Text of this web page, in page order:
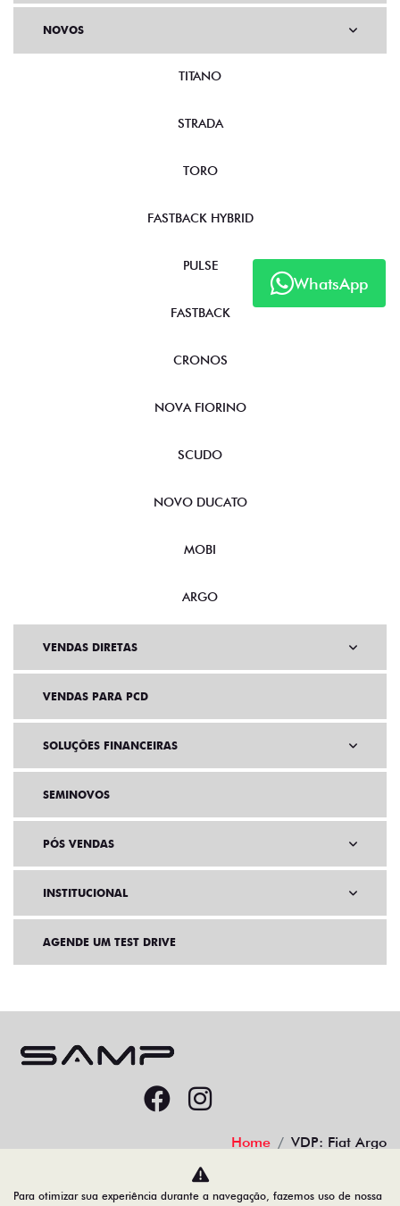
WhatsApp
NOVOS
TITANO
STRADA
TORO
FASTBACK HYBRID
PULSE
FASTBACK
CRONOS
NOVA FIORINO
SCUDO
NOVO DUCATO
MOBI
ARGO
VENDAS DIRETAS
VENDAS PARA PCD
SOLUÇÕES FINANCEIRAS
SEMINOVOS
PÓS VENDAS
INSTITUCIONAL
AGENDE UM TEST DRIVE
Home VDP: Fiat Argo
Desacelere. Seu bem maior é a vida.
Para otimizar sua experiência durante a navegação, fazemos uso de nossa